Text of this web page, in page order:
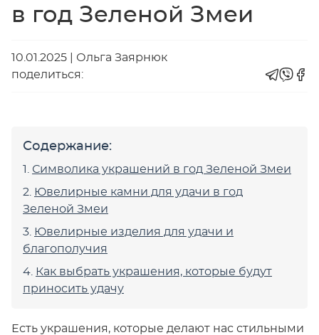
в год Зеленой Змеи
10.01.2025
Ольга Заярнюк
поделиться:
Содержание:
Символика украшений в год Зеленой Змеи
Ювелирные камни для удачи в год
Зеленой Змеи
Ювелирные изделия для удачи и
благополучия
Как выбрать украшения, которые будут
приносить удачу
Есть украшения, которые делают нас стильными